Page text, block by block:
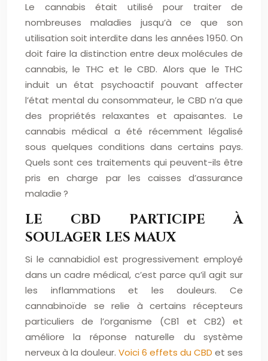
Le cannabis était utilisé pour traiter de
nombreuses maladies jusqu’à ce que son
utilisation soit interdite dans les années 1950. On
doit faire la distinction entre deux molécules de
cannabis, le THC et le CBD. Alors que le THC
induit un état psychoactif pouvant affecter
l’état mental du consommateur, le CBD n’a que
des propriétés relaxantes et apaisantes. Le
cannabis médical a été récemment légalisé
sous quelques conditions dans certains pays.
Quels sont ces traitements qui peuvent-ils être
pris en charge par les caisses d’assurance
maladie ?
LE CBD PARTICIPE À
SOULAGER LES MAUX
Si le cannabidiol est progressivement employé
dans un cadre médical, c’est parce qu’il agit sur
les inflammations et les douleurs. Ce
cannabinoïde se relie à certains récepteurs
particuliers de l’organisme (CB1 et CB2) et
améliore la réponse naturelle du système
nerveux à la douleur. Voici 6 effets du CBD et ses